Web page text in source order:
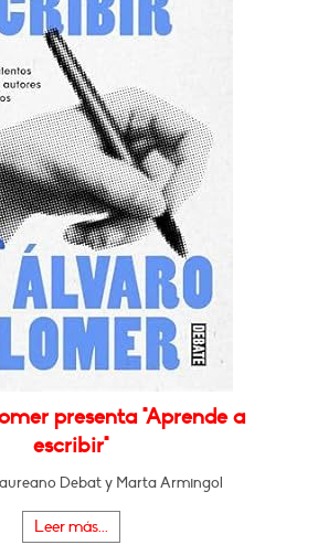
presenta "Aprende a
escribir"
Debat y Marta Armingol
Leer más...